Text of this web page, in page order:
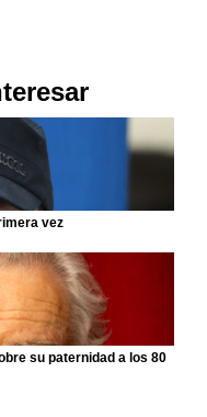
vez
su paternidad a los 80